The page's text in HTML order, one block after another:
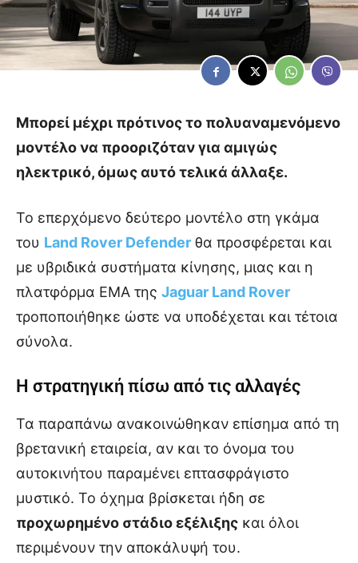
Μπορεί μέχρι πρότινος το πολυαναμενόμενο
μοντέλο να προοριζόταν για αμιγώς
ηλεκτρικό, όμως αυτό τελικά άλλαξε.
Το επερχόμενο δεύτερο μοντέλο στη γκάμα
του Land Rover Defender θα προσφέρεται και
με υβριδικά συστήματα κίνησης, μιας και η
πλατφόρμα EMA της Jaguar Land Rover
τροποποιήθηκε ώστε να υποδέχεται και τέτοια
σύνολα.
Η στρατηγική πίσω από τις αλλαγές
Τα παραπάνω ανακοινώθηκαν επίσημα από τη
βρετανική εταιρεία, αν και το όνομα του
αυτοκινήτου παραμένει επτασφράγιστο
μυστικό. Το όχημα βρίσκεται ήδη σε
προχωρημένο στάδιο εξέλιξης και όλοι
περιμένουν την αποκάλυψή του.